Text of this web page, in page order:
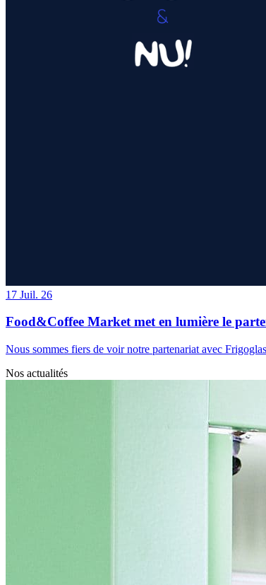
17 Juil. 26
Food&Coffee Market met en lumière le
Nous sommes fiers de voir notre partenariat avec
Nos actualités